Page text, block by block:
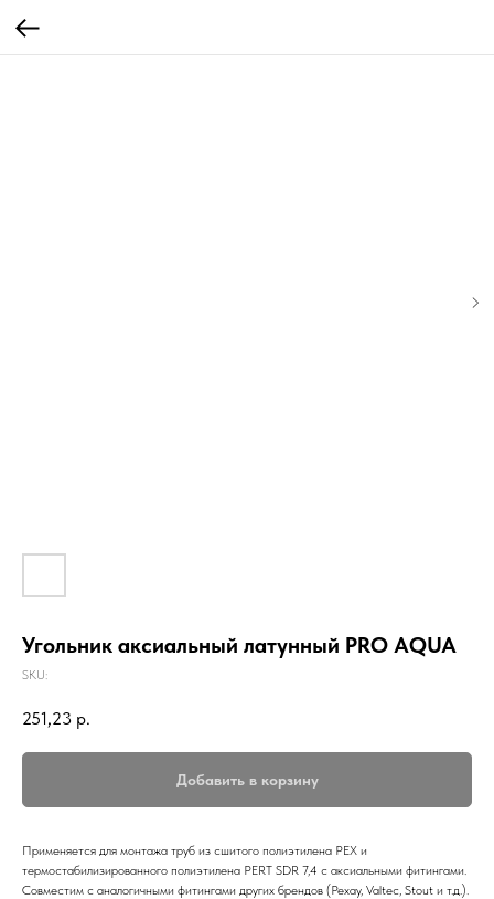
Угольник аксиальный латунный PRO AQUA
SKU:
251,23 р.
Добавить в корзину
Применяется для монтажа труб из сшитого полиэтилена PEX и
термостабилизированного полиэтилена PERT SDR 7,4 с аксиальными фитингами.
Совместим с аналогичными фитингами других брендов (Рехау, Valtec, Stout и т.д.).